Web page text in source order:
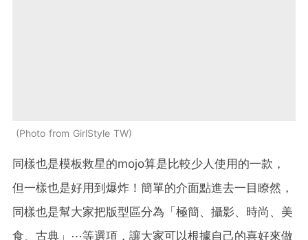
Photo from GirlStyle TW
同樣也是模板救星的mojo算是比較少人使用的一款，
但一樣也是好用到爆炸！簡單的介面點進去一目瞭然，
同樣也是幫大家把版型區分為「極簡、攝影、時尚、美
食、古典」⋯等選項，讓大家可以根據自己的喜好來做